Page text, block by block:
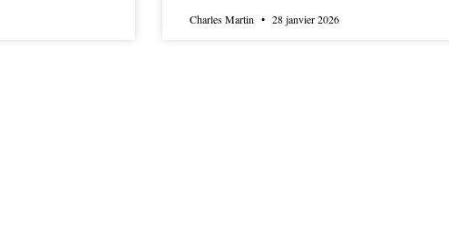
Charles Martin 28 janvier 2026